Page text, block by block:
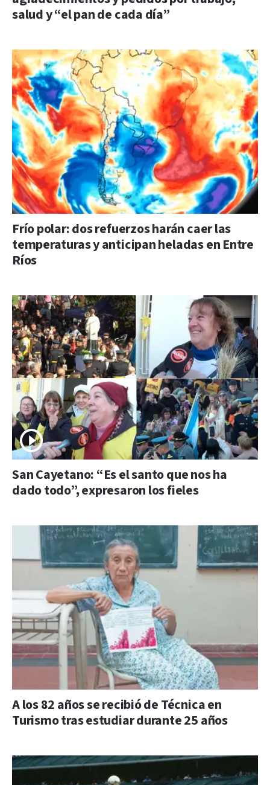
salud y “el pan de cada día”
Frío polar: dos refuerzos harán caer las
temperaturas y anticipan heladas en Entre
Ríos
San Cayetano: “Es el santo que nos ha
dado todo”, expresaron los fieles
A los 82 años se recibió de Técnica en
Turismo tras estudiar durante 25 años